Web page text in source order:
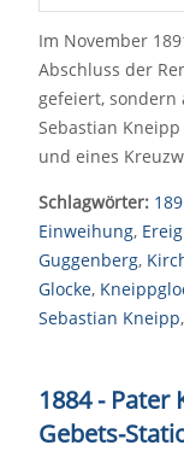
Im November
Abschluss der
gefeiert, sondern
Sebastian
und eines
Schlagwörter:
Einweihung,
Guggenberg,
Glocke,
Sebastian Kneipp,
1884 - Pater
Gebets-